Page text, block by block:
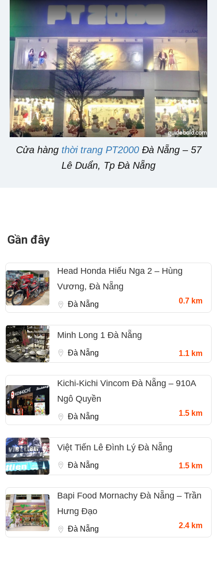
Cửa hàng thời trang PT2000Đà Nẵng – 57
Lê Duẩn, Tp Đà Nẵng
Gần đây
Head Honda Hiếu Nga 2 – Hùng
Vương, Đà Nẵng
Đà Nẵng 0.7 km
Minh Long 1 Đà Nẵng
Đà Nẵng 1.1 km
Kichi-Kichi Vincom Đà Nẵng – 910A
Ngô Quyền
Đà Nẵng 1.5 km
Việt Tiến Lê Đình Lý Đà Nẵng
Đà Nẵng 1.5 km
Bapi Food Mornachy Đà Nẵng – Trần
Hưng Đạo
Đà Nẵng 2.4 km